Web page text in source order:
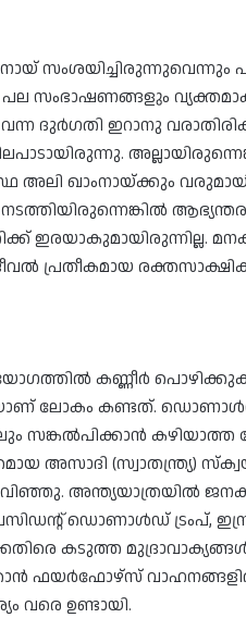
സംശയിച്ചിരുന്നുവെന്നും
പല സംഭാഷണങ്ങളും
വന്ന ദുർഗതി ഇറാനു
അലി ഖാംനായ്ക്കും
ഇരയാകുമായിരുന്നില്ല.
പ്രതീകമായ
കണ്ണീർ
ലോകം കണ്ടത്. ഡൊണാൾഡ്
കഴിയാത്ത
അസാദി (സ്വാതന്ത്ര്യ)
അന്ത്യയാത്രയിൽ
ഡൊണാൾഡ് ട്രംപ്,
കടുത്ത
ഫയർഫോഴ്സ്
വരെ ഉണ്ടായി.